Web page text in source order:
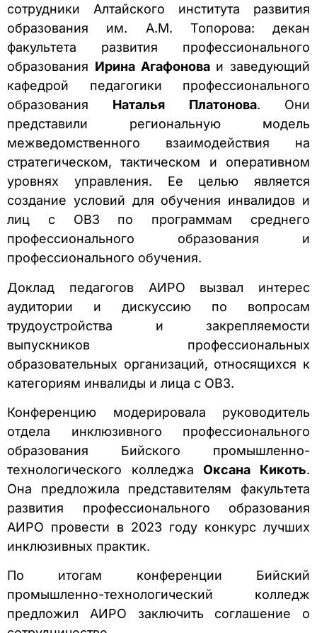
сотрудники Алтайского института развития
образования им. А.М. Топорова: декан
факультета развития профессионального
образования Ирина Агафоноваи заведующий
кафедрой педагогики профессионального
образования Наталья Платонова. Они
представили региональную модель
межведомственного взаимодействия на
стратегическом, тактическом и оперативном
уровнях управления. Ее целью является
создание условий для обучения инвалидов и
лиц с ОВЗ по программам среднего
профессионального образования и
профессионального обучения.
Доклад педагогов АИРО вызвал интерес
аудитории и дискуссию по вопросам
трудоустройства и закрепляемости
выпускников профессиональных
образовательных организаций, относящихся к
категориям инвалиды и лица с ОВЗ.
Конференцию модерировала руководитель
отдела инклюзивного профессионального
образования Бийского промышленно-
технологического колледжаОксана Кикоть.
Она предложила представителям факультета
развития профессионального образования
АИРО провести в 2023 году конкурс лучших
инклюзивных практик.
По итогам конференции Бийский
промышленно-технологический колледж
предложил АИРО заключить соглашение о